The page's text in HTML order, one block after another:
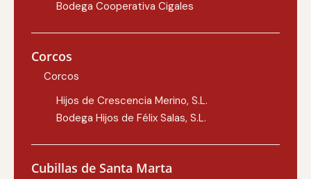
Bodega Cooperativa Cigales
Corcos
Corcos
Hijos de Crescencia Merino, S.L.
Bodega Hijos de Félix Salas, S.L.
Cubillas de Santa Marta